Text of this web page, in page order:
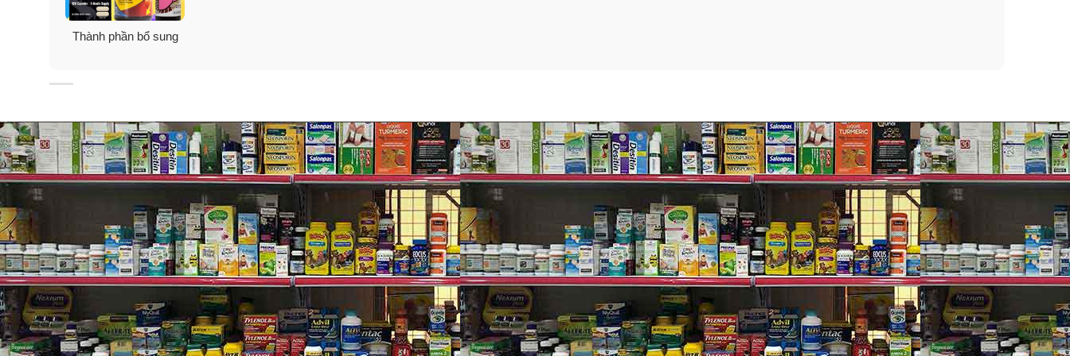
và dầu ngũ cốc.
Liều dùng:Với người trưởng thành, uống (2) viên Hair, Skin & Nails Gummies hàng ngày sau bữa ăn.
Không mùi nhân tạo. Không sữa. Không Lactose. Không Đậu nành. Không Gluten. Không Lúa mì. Không lên
men. Không cá. Không Sodium.
Thành phần khác:Siro bắp, đường, Dicalcium Phosphate, màu tổng hợp nước nho, Gelatin, tinh bột điều
chỉnh, Acid Citric, Acid Lactic, hương dâu tự nhiên, màu tổng hợp cà rốt đen, Maltodextrin, dầu dừa công
đoạn (bao gồm một hoặc nhiều các chất sau: sáp Carnauba, sáp ong), Silica.
Cảnh báo:Nếu bạn có thai hoặc cho con bú, đang dùng theo toa, có dấu hiệu bệnh hoặc trải qua phẫu thuật hay có bất kỳ bệnh lý nào, vui lòng tư vấn bác sỹ trước khi
sử dụng. Ngưng sử dụng và tư vấn bác sĩ nếu có bất kỳ tác dụng phụ nào xảy ra. Giữ xa tầm tay trẻ em. Bảo quản ở nhiệt độ phòng. Không sử dụng nếu dấu an toàn bị
Thành phần bổ sung